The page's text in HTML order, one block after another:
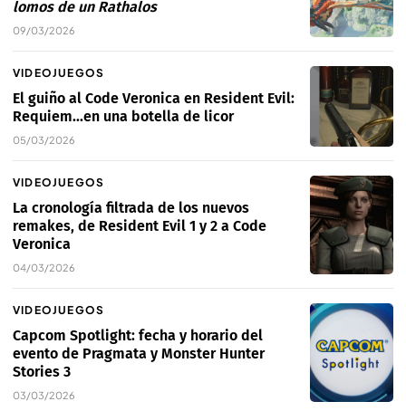
lomos de un Rathalos
09/03/2026
VIDEOJUEGOS
El guiño al Code Veronica en Resident Evil:
Requiem...en una botella de licor
05/03/2026
VIDEOJUEGOS
La cronología filtrada de los nuevos
remakes, de Resident Evil 1 y 2 a Code
Veronica
04/03/2026
VIDEOJUEGOS
Capcom Spotlight: fecha y horario del
evento de Pragmata y Monster Hunter
Stories 3
03/03/2026